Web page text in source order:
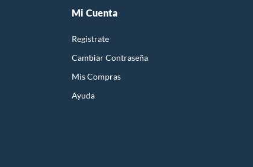
Mi Cuenta
Registrate
Cambiar Contraseña
Mis Compras
Ayuda